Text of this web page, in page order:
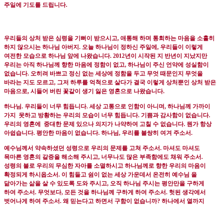
주일에 기도를 드립니다.
우리들의 상처 받은 심령을 기뻐이 받으시고, 애통해 하며 통회하는 마음을 소홀히
하지 않으시는 하나님 아버지. 오늘 하나님이 정하신 주일에, 우리들이 이렇게
여전한 모습으로 하나님 앞에 나왔습니다. 2012년이 시작된 지 반년이 지났지만
우리는 아직 하나님께 향한 마음에 정함이 없고, 하나님이 주신 언약에 성실함이
없습니다. 오히려 바쁘고 정신 없는 세상에 정함을 두고 무엇 때문인지 무엇을
바라는 지도 모르고, 그저 하루를 억척으로 살다가 결국 이렇게 상처뿐인 상처 받은
마음으로, 시들어 버린 꽃같이 생기 잃은 영혼으로 나왔습니다.
하나님. 우리들이 너무 힘듭니다. 세상 고통으로 인함이 아니며, 하나님께 가까이
가지
못하고 방황하는 우리의 모습이 너무 힘듭니다. 기쁨과 감사함이 없습니다.
우리의 영혼에
중대한 문제 있으나 의지가 나약하여 고칠 수 없습니다. 뭔가 항상
아쉽습니다. 평안한 마음이 없습니다. 하나님, 우리를 불쌍히 여겨 주소서.
예수님께서 약속하셨던 성령으로 우리의 문제를 고쳐 주소서. 마셔도 마셔도
목마른 영혼의 갈증을 해소해 주시고, 너무나도 많은 부족함에도 채워 주소서.
성령의 불로 우리의 무심한 자아를 소멸하시고 하나님께로 향한 우리의 마음이
확정되게 하시옵소서. 이 힘들고 쉼이 없는 세상 가운데서 온전히 예수님 을
닮아가는 삶을 살 수 있도록 도와 주시고, 오직 하나님 주시는 평안만을 구하게
하여 주소서. 무엇보다, 모든 것을 하나님께 구하게 하여 주소서. 헛된 생각에서
벗어나게 하여 주소서. 왜 믿는다고 하면서 구함이 없습니까? 하나에서 열까지